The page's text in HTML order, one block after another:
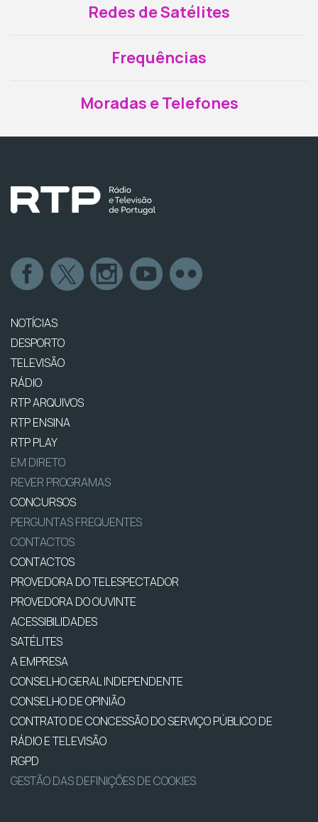
Redes de Satélites
Frequências
Moradas e Telefones
NOTÍCIAS
DESPORTO
TELEVISÃO
RÁDIO
RTP ARQUIVOS
RTP ENSINA
RTP PLAY
EM DIRETO
REVER PROGRAMAS
CONCURSOS
PERGUNTAS FREQUENTES
CONTACTOS
CONTACTOS
PROVEDORA DO TELESPECTADOR
PROVEDORA DO OUVINTE
ACESSIBILIDADES
SATÉLITES
A EMPRESA
CONSELHO GERAL INDEPENDENTE
CONSELHO DE OPINIÃO
CONTRATO DE CONCESSÃO DO SERVIÇO PÚBLICO DE
RÁDIO E TELEVISÃO
RGPD
GESTÃO DAS DEFINIÇÕES DE COOKIES